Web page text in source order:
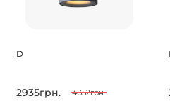
D
2935грн. 4352грн.